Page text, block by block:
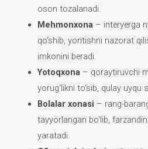
oson tozalanadi.
Mehmonxona– interyerga
qo‘shib, yoritishni nazorat
imkonini beradi.
Yotoqxona– qoraytiruvchi
yorug‘likni to‘sib, qulay uyqu
Bolalar xonasi – rang-
tayyorlangan bo‘lib,
yaratadi.